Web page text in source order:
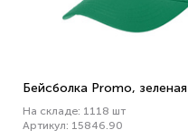
Бейсболка Promo, зеленая
На складе: 1118 шт
Артикул: 15846.90